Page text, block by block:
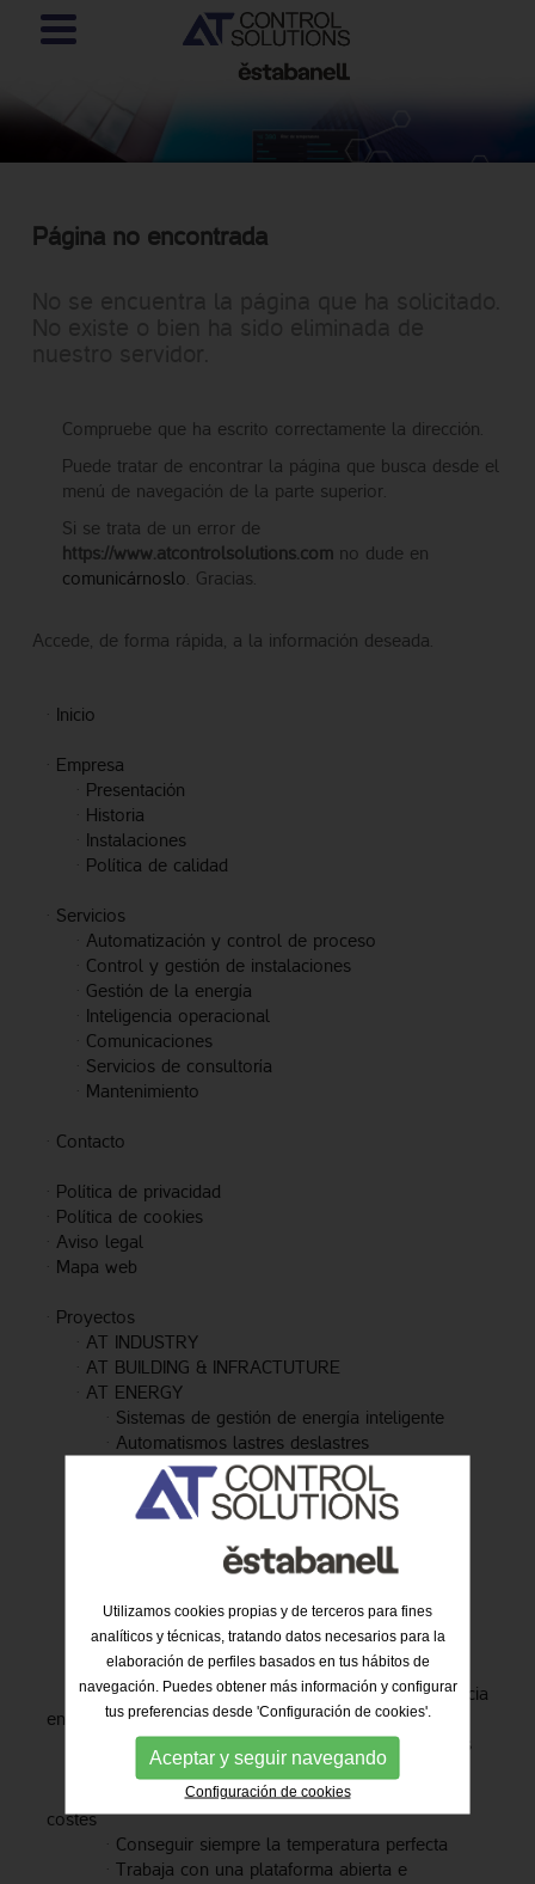
Página no encontrada
Compruebe que ha escrito correctamente la dirección.
Puede tratar de encontrar la página que busca desde el
menú de navegación de la parte superior.
Si se trata de un error de
https://www.atcontrolsolutions.com no dude en
comunicárnoslo . Gracias.
Accede, de forma rápida, a la información deseada.
· Inicio
· Empresa
· Presentación
· Historia
·
Instalaciones
· Política de calidad
· Servicios
· Automatización y control de proceso
· Control y gestión de instalaciones
· Gestión de la energía
·
Inteligencia operacional
· Comunicaciones
· Servicios de consultoría
· Mantenimiento
· Contacto
· Política de privacidad
· Política de cookies
· Aviso legal
· Mapa web
· Proyectos
· AT INDUSTRY
· AT BUILDING & INFRACTUTURE
· AT ENERGY
· Sistemas de gestión de energía inteligente
· Automatismos lastres deslastres
Software de gestión energética
Sistemas de recarga de vehículos
Sistemas de generación energética
Energía (Smart Grid)
Sistemas de generación energética
·Mejora la calidad de vida de los ciudadanos
·Aumenta la eficiencia y sostenibilidad
·Facilita la gestión y el gobierno de la ciudad
·Mejora ahorro energético, mejoras de eficiencia
energética …etc.
Uso intuitivo y actualizaciones automatizadas
Condiciones saludables dentro de tu hogar
Mejorar la eficiencia mientras se reducen los
costes
· Conseguir siempre la temperatura perfecta
· Trabaja con una plataforma abierta e
Utilizamos cookies propias y de terceros para fines
analíticos y técnicas, tratando datos necesarios para la
elaboración de perfiles basados en tus hábitos de
navegación. Puedes obtener más información y configurar
tus preferencias desde 'Configuración de cookies'.
Aceptar y seguir navegando
Configuración de cookies